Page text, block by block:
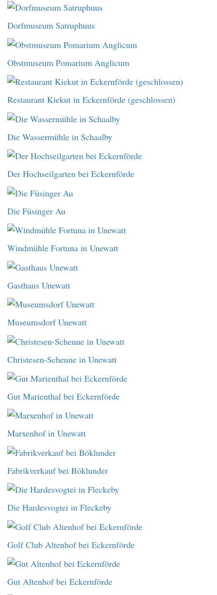
Dorfmuseum Satruphuus
Obstmuseum Pomarium Anglicum
Restaurant Kiekut in Eckernförde (geschlossen)
Die Wassermühle in Schaalby
Der Hochseilgarten bei Eckernförde
Die Füsinger Au
Windmühle Fortuna in Unewatt
Gasthaus Unewatt
Museumsdorf Unewatt
Christesen-Scheune in Unewatt
Gut Marienthal bei Eckernförde
Marxenhof in Unewatt
Fabrikverkauf bei Böklunder
Die Hardesvogtei in Fleckeby
Golf Club Altenhof bei Eckernförde
Gut Altenhof bei Eckernförde